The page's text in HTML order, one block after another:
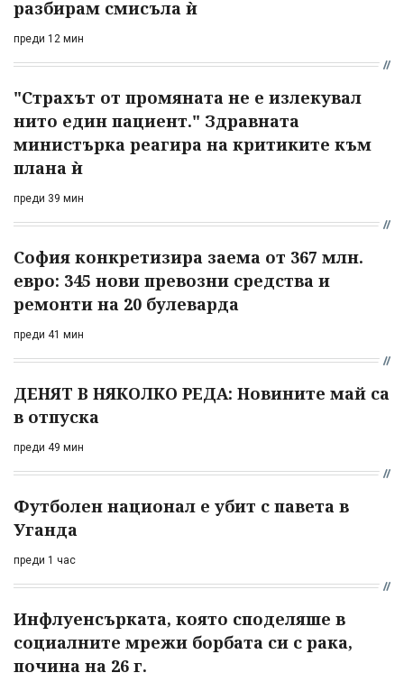
разбирам смисъла ѝ
преди 12 мин
"Страхът от промяната не е излекувал
нито един пациент." Здравната
министърка реагира на критиките към
плана ѝ
преди 39 мин
София конкретизира заема от 367 млн.
евро: 345 нови превозни средства и
ремонти на 20 булеварда
преди 41 мин
ДЕНЯТ В НЯКОЛКО РЕДА: Новините май са
в отпуска
преди 49 мин
Футболен национал е убит с павета в
Уганда
преди 1 час
Инфлуенсърката, която споделяше в
социалните мрежи борбата си с рака,
почина на 26 г.